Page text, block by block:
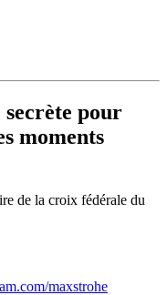
pour
moments
de la croix fédérale du
maxstrohe